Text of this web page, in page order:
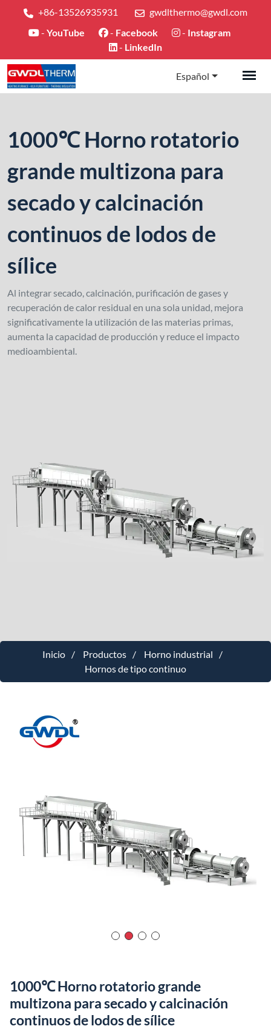
+86-13526935931
gwdlthermo@gwdl.com
- YouTube - Facebook - Instagram
- LinkedIn
Español
1000℃ Horno rotatorio
grande multizona para
secado y calcinación
continuos de lodos de
sílice
Al integrar secado, calcinación, purificación de gases y
recuperación de calor residual en una sola unidad, mejora
significativamente la utilización de las materias primas,
aumenta la capacidad de producción y reduce el impacto
medioambiental.
Inicio Productos
Horno industrial
Hornos de tipo continuo
1000℃ Horno rotatorio grande
multizona para secado y calcinación
continuos de lodos de sílice